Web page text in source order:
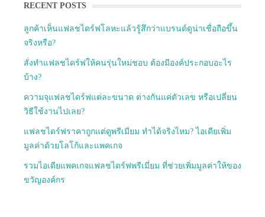
RECENT POSTS
ลูกค้าเห็นแฟลชไดร์ฟโลหะแล้วรู้สึกว่าแบรนด์ดูน่าเชื่อถือขึ้น
จริงหรือ?
สั่งทำแฟลชไดร์ฟให้คนรุ่นใหม่ชอบ ต้องมีองค์ประกอบอะไร
บ้าง?
ความจุแฟลชไดร์ฟแต่ละขนาด ต่างกันแค่ตัวเลข หรือเปลี่ยน
วิธีใช้งานไปเลย?
แฟลชไดร์ฟราคาถูกแต่ดูพรีเมียม ทำได้จริงไหม? ไอเดียเพิ่ม
มูลค่าด้วยโลโก้และแพคเกจ
รวมไอเดียแพคเกจแฟลชไดร์ฟพรีเมี่ยม ที่ช่วยเพิ่มมูลค่าให้ของ
ขวัญองค์กร